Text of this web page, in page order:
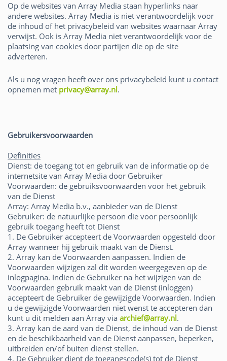
Op de websites van Array Media staan hyperlinks naar
andere websites. Array Media is niet verantwoordelijk voor
de inhoud of het privacybeleid van websites waarnaar Array
verwijst. Ook is Array Media niet verantwoordelijk voor de
plaatsing van cookies door partijen die op de site
adverteren.
Als u nog vragen heeft over ons privacybeleid kunt u contact
opnemen met privacy@array.nl.
Gebruikersvoorwaarden
Definities
Dienst: de toegang tot en gebruik van de informatie op de
internetsite van Array Media door Gebruiker
Voorwaarden: de gebruiksvoorwaarden voor het gebruik
van de Dienst
Array: Array Media b.v., aanbieder van de Dienst
Gebruiker: de natuurlijke persoon die voor persoonlijk
gebruik toegang heeft tot Dienst
1. De Gebruiker accepteert de Voorwaarden opgesteld door
Array wanneer hij gebruik maakt van de Dienst.
2. Array kan de Voorwaarden aanpassen. Indien de
Voorwaarden wijzigen zal dit worden weergegeven op de
inlogpagina. Indien de Gebruiker na het wijzigen van de
Voorwaarden gebruik maakt van de Dienst (inloggen)
accepteert de Gebruiker de gewijzigde Voorwaarden. Indien
u de gewijzigde Voorwaarden niet wenst te accepteren dan
kunt u dit melden aan Array via archief@array.nl.
3. Array kan de aard van de Dienst, de inhoud van de Dienst
en de beschikbaarheid van de Dienst aanpassen, beperken,
uitbreiden en/of buiten dienst stellen.
4. De Gebruiker dient de toegangscode(s) tot de Dienst